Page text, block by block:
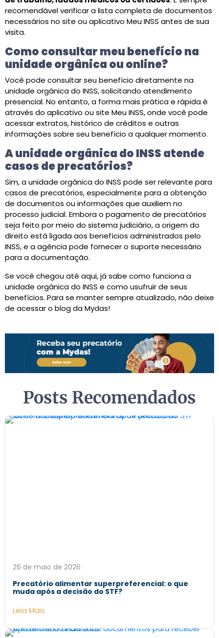
recomendável verificar a lista completa de documentos
necessários no site ou aplicativo Meu INSS antes de sua
visita.
Como consultar meu benefício na
unidade orgânica ou online?
Você pode consultar seu benefício diretamente na
unidade orgânica do INSS, solicitando atendimento
presencial. No entanto, a forma mais prática e rápida é
através do aplicativo ou site Meu INSS, onde você pode
acessar extratos, histórico de créditos e outras
informações sobre seu benefício a qualquer momento.
A unidade orgânica do INSS atende
casos de precatórios?
Sim, a unidade orgânica do INSS pode ser relevante para
casos de precatórios, especialmente para a obtenção
de documentos ou informações que auxiliem no
processo judicial. Embora o pagamento de precatórios
seja feito por meio do sistema judiciário, a origem do
direito está ligada aos benefícios administrados pelo
INSS, e a agência pode fornecer o suporte necessário
para a documentação.
Se você chegou até aqui, já sabe como funciona a
unidade orgânica do INSS e como usufruir de seus
benefícios. Para se manter sempre atualizado, não deixe
de acessar o blog da Mydas!
Posts Recomendados
26 de maio de 2026
Precatório alimentar superpreferencial: o que
muda após a decisão do STF?
Leia Mais